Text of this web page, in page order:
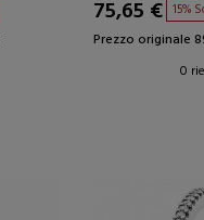
75,65 € 15%
Prezzo originale
0